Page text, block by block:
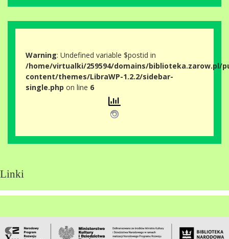
Warning: Undefined variable $postid in
/home/virtualki/259594/domains/biblioteka.zarow.pl/
content/themes/LibraWP-1.2.2/sidebar-
single.php on line 6
Linki